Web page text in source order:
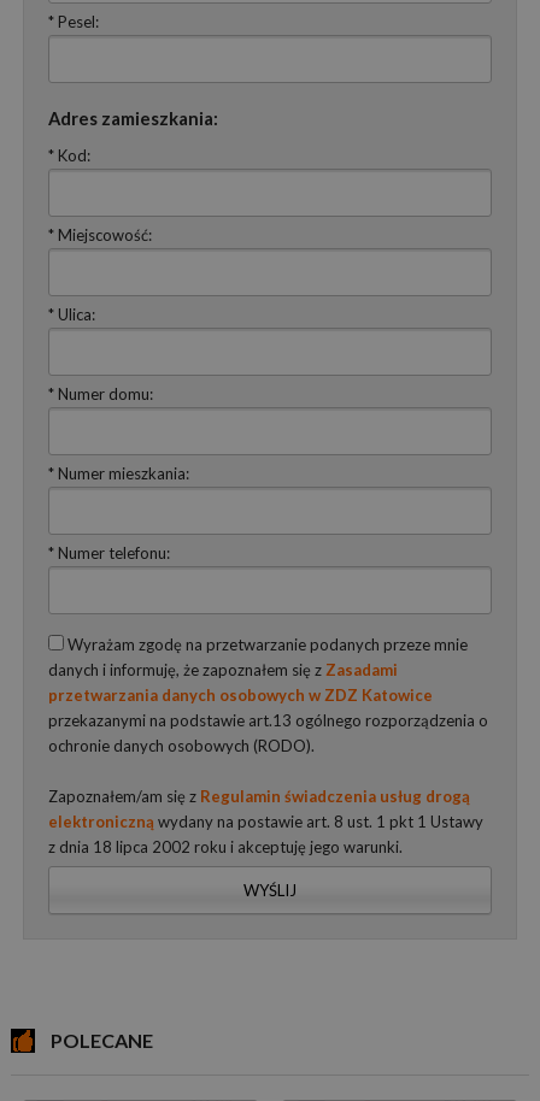
* Pesel:
Adres zamieszkania:
* Kod:
* Miejscowość:
* Ulica:
* Numer domu:
* Numer mieszkania:
* Numer telefonu:
Wyrażam zgodę na przetwarzanie podanych przeze mnie
danych i informuję, że zapoznałem się z Zasadami
przetwarzania danych osobowych w ZDZ Katowice
przekazanymi na podstawie art.13 ogólnego rozporządzenia o
ochronie danych osobowych (RODO).
Zapoznałem/am się z Regulamin świadczenia usług drogą
elektroniczną wydany na postawie art. 8 ust. 1 pkt 1 Ustawy
z dnia 18 lipca 2002 roku i akceptuję jego warunki.
WYŚLIJ
POLECANE